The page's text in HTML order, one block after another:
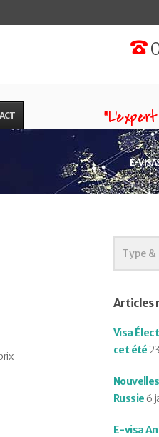
E-
Articles
Visa
cet été
Russie 6
E-visa